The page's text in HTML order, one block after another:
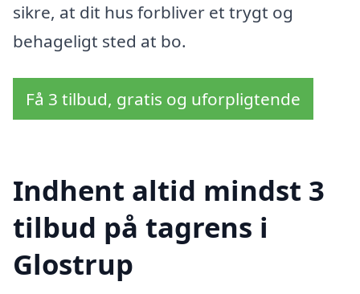
sikre, at dit hus forbliver et trygt og
behageligt sted at bo.
Få 3 tilbud, gratis og uforpligtende
Indhent altid mindst 3
tilbud på tagrens i
Glostrup